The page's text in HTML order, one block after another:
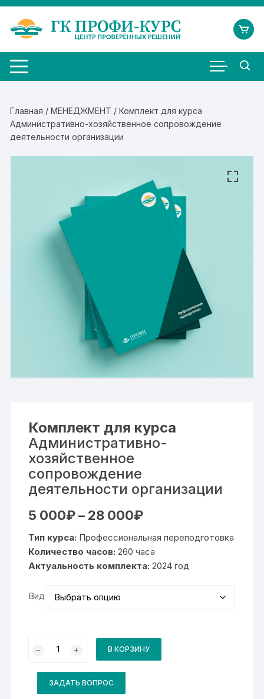
Перейти
содержимому
Главная /МЕНЕДЖМЕНТ / Комплект для курса
Административно-хозяйственное сопровождение
деятельности организации
Комплект для курса
Административно-
хозяйственное
сопровождение
деятельности организации
5 000₽ – 28 000₽Диапазон
000₽
–
28
000₽
Тип курса: Профессиональная переподготовка
Количество часов: 260 часа
Актуальность комплекта: 2024 год
Вид
товара
курса
Административно-
хозяйственное
В КОРЗИНУ
ЗАДАТЬ ВОПРОС